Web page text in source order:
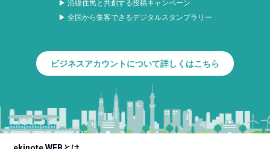
▶ 沿線住民と共創する投稿キャンペーン
▶ 全国から集客できるデジタルスタンプラリー
ビジネスアカウントについて詳しくはこちら